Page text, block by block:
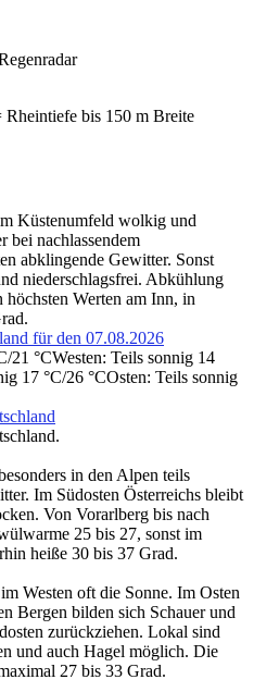
Rheintiefe bis 150 m Breite
Küstenumfeld wolkig und
bei nachlassendem
abklingende Gewitter. Sonst
niederschlagsfrei. Abkühlung
Werten am Inn, in
für den 07.08.2026
21 °CWesten: Teils sonnig 14
17 °C/26 °COsten: Teils sonnig
in den Alpen teils
Im Südosten Österreichs bleibt
Von Vorarlberg bis nach
25 bis 27, sonst im
heiße 30 bis 37 Grad.
Westen oft die Sonne. Im Osten
Bergen bilden sich Schauer und
zurückziehen. Lokal sind
und auch Hagel möglich. Die
27 bis 33 Grad.